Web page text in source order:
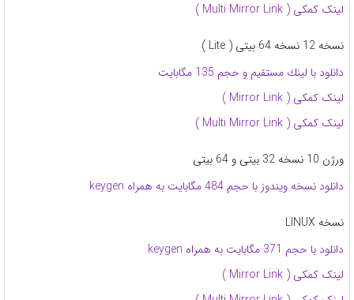
لینک کمکی ( Multi Mirror Link )
نسخه 12 نسخه 64 بیتی ( Lite )
دانلود با لينك مستقيم و حجم 135 مگابایت
لینک کمکی ( Mirror Link )
لینک کمکی ( Multi Mirror Link )
ورژن 10 نسخه 32 بیتی و 64 بیتی
دانلود نسخه ویندوز با حجم 484 مگابایت به همراه keygen
نسخه LINUX
دانلود با حجم 371 مگابایت به همراه keygen
لینک کمکی ( Mirror Link )